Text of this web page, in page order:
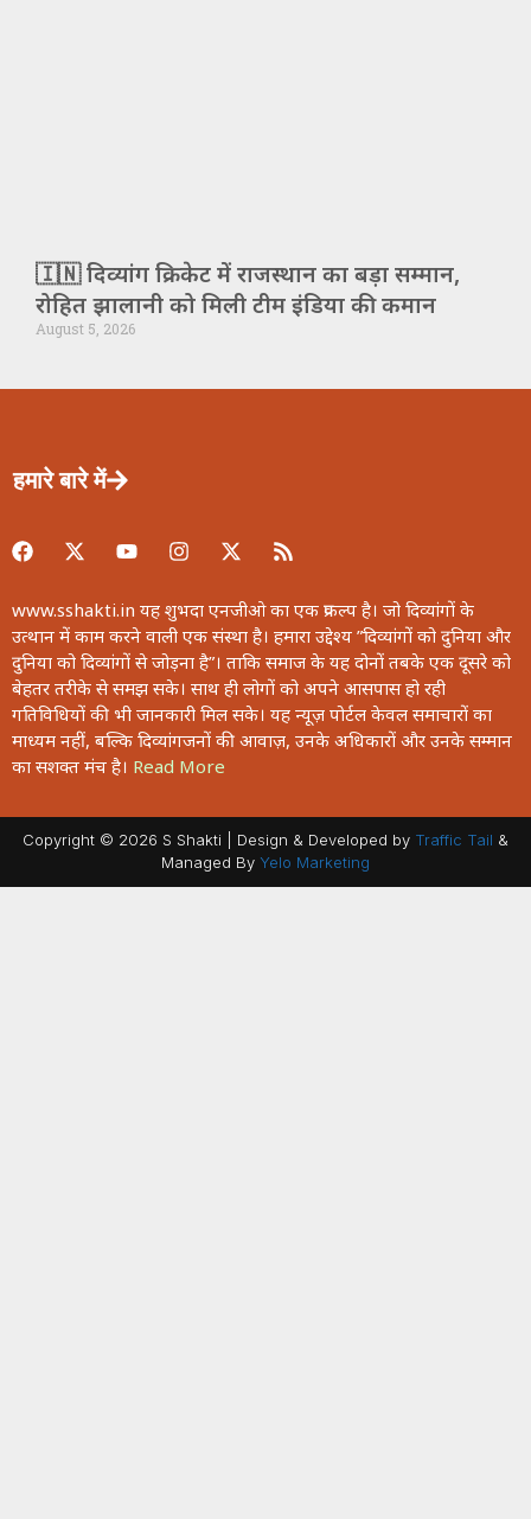
🇮🇳 दिव्यांग क्रिकेट में राजस्थान का बड़ा सम्मान,
रोहित झालानी को मिली टीम इंडिया की कमान
August 5, 2026
हमारे बारे में
www.sshakti.in यह शुभदा एनजीओ का एक प्रकल्प है। जो दिव्यांगों के
उत्थान में काम करने वाली एक संस्था है। हमारा उद्देश्य ”दिव्यांगों को दुनिया और
दुनिया को दिव्यांगों से जोड़ना है”। ताकि समाज के यह दोनों तबके एक दूसरे को
बेहतर तरीके से समझ सके। साथ ही लोगों को अपने आसपास हो रही
गतिविधियों की भी जानकारी मिल सके। यह न्यूज़ पोर्टल केवल समाचारों का
माध्यम नहीं, बल्कि दिव्यांगजनों की आवाज़, उनके अधिकारों और उनके सम्मान
का सशक्त मंच है। Read More
Copyright © 2026 S Shakti | Design & Developed by Traffic Tail &
Managed By Yelo Marketing